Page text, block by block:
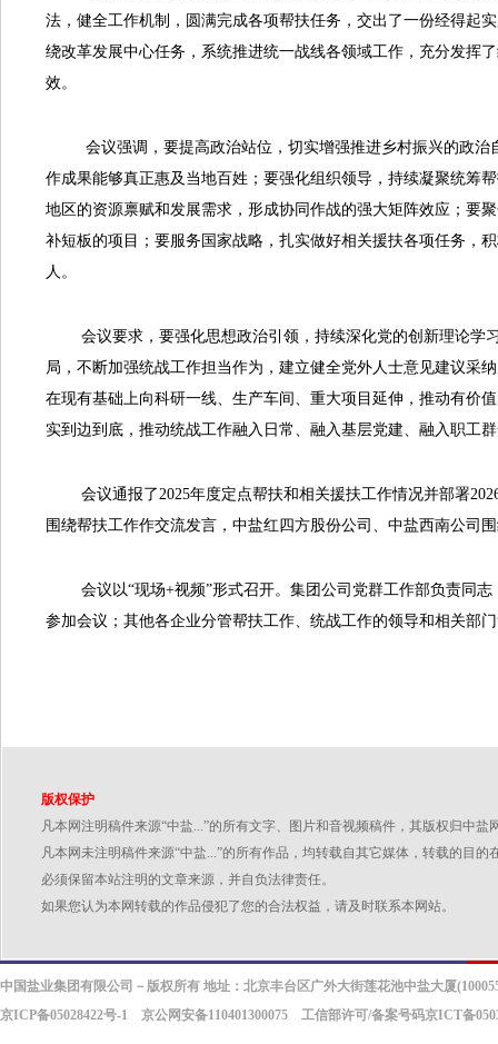
法，健全工作机制，圆满完成各项帮扶任务，交出了一份经得起
绕改革发展中心任务，系统推进统一战线各领域工作，充分发挥
效。
会议强调，要提高政治站位，切实增强推进乡村振兴的政治
作成果能够真正惠及当地百姓；要强化组织领导，持续凝聚统筹
地区的资源禀赋和发展需求，形成协同作战的强大矩阵效应；要
补短板的项目；要服务国家战略，扎实做好相关援扶各项任务，
人。
会议要求，要强化思想政治引领，持续深化党的创新理论学
局，不断加强统战工作担当作为，建立健全党外人士意见建议采
在现有基础上向科研一线、生产车间、重大项目延伸，推动有价
实到边到底，推动统战工作融入日常、融入基层党建、融入职工
会议通报了2025年度定点帮扶和相关援扶工作情况并部署
围绕帮扶工作作交流发言，中盐红四方股份公司、中盐西南公司
会议以“现场+视频”形式召开。集团公司党群工作部负责同志
参加会议；其他各企业分管帮扶工作、统战工作的领导和相关部
版权保护
凡本网注明稿件来源“中盐...”的所有文字、图片和音视频稿件，其版权归中
凡本网未注明稿件来源“中盐...”的所有作品，均转载自其它媒体，转载的目
必须保留本站注明的文章来源，并自负法律责任。
如果您认为本网转载的作品侵犯了您的合法权益，请及时联系本网站。
中国盐业集团有限公司－版权所有 地址：北京丰台区广外大街莲花池中盐大厦
京ICP备05028422号-1 京公网安备110401300075 工信部许可/备案号码京ICT备